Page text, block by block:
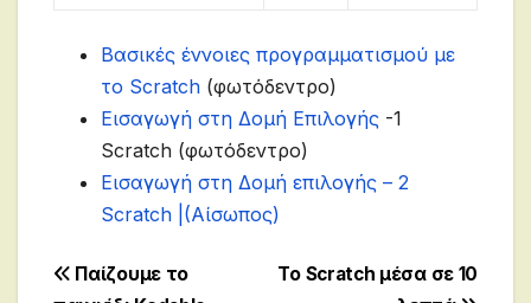
Βασικές έννοιες προγραμματισμού με
το Scratch (φωτόδεντρο)
Εισαγωγή στη Δομή Επιλογής -1
Scratch (φωτόδεντρο)
Εισαγωγή στη Δομή επιλογής – 2
Scratch |(Αίσωπος)
Post
To Scratch μέσα σε 10
Παίζουμε το